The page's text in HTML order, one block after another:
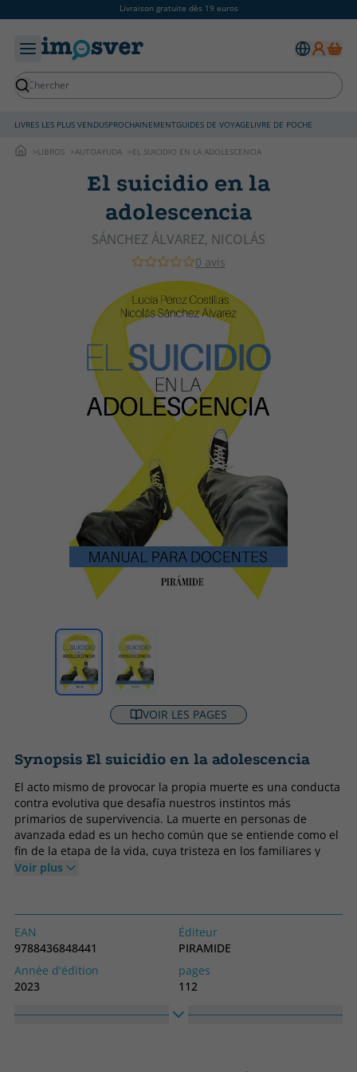
Livraison gratuite dès 19 euros
LIVRES LES PLUS VENDUSPROCHAINEMENTGUIDES DE VOYAGELIVRE DE POCHE
LIBROS AUTOAYUDA EL SUICIDIO EN LA ADOLESCENCIA
El suicidio en la
adolescencia
SÁNCHEZ ÁLVAREZ, NICOLÁS
0 avis
VOIR LES PAGES
Synopsis El suicidio en la adolescencia
El acto mismo de provocar la propia muerte es una conducta
contra evolutiva que desafía nuestros instintos más
primarios de supervivencia. La muerte en personas de
avanzada edad es un hecho común que se entiende como el
fin de la etapa de la vida, cuya tristeza en los familiares y
amigos que le sobreviven provoca gran dolor. Ese dolor se
responsables y ven la pérdida como un fracaso y con un
sentimiento de gran culpabilidad. Es una de las experiencias
más duras, difíciles y dolorosas que puede sufrir el ser
humano. Cuando la muerte de una persona joven ha sido
causada por propia voluntad y no por causas ajenas, todo el
sentimiento de desesperación y frustración se acompaña del
de impotencia y duda de si pudieron haber hecho algo para
Voir plus
EAN
9788436848441
Éditeur
PIRAMIDE
Année d'édition
2023
pages
112
langage